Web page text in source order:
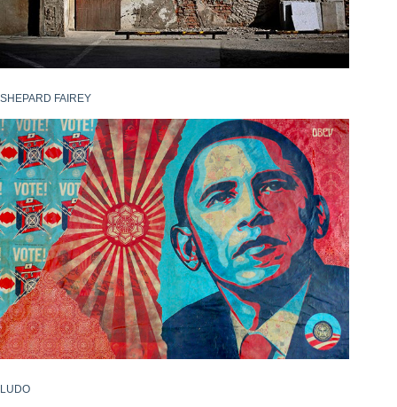
SHEPARD FAIREY
LUDO